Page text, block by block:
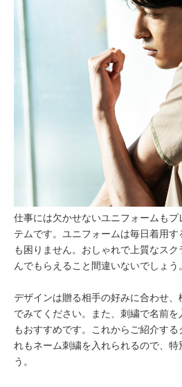
仕事には欠かせないユニフォームも
テムです。ユニフォームは毎日着用
も困りません。おしゃれで上質なス
んでもらえること間違いないでしょう。
デザインは贈る相手の好みに合わせ
でみてください。また、刺繍で名前
もおすすめです。これからご紹介す
れもネーム刺繍を入れられるので、特
う。